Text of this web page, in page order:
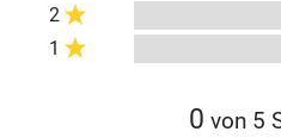
2
1
0 von 5